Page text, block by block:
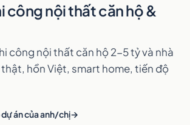
công nội thất căn hộ &
công nội thất căn hộ 2-5 tỷ và nhà
hồn Việt, smart home, tiến độ
án của anh/chị